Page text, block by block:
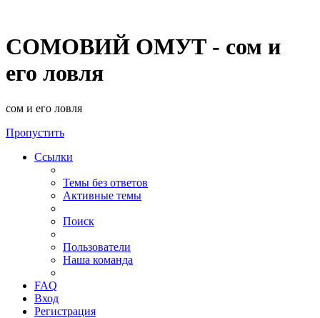
СОМОВИЙ ОМУТ - сом и
его ловля
сом и его ловля
Пропустить
Ссылки
Темы без ответов
Активные темы
Поиск
Пользователи
Наша команда
FAQ
Вход
Регистрация